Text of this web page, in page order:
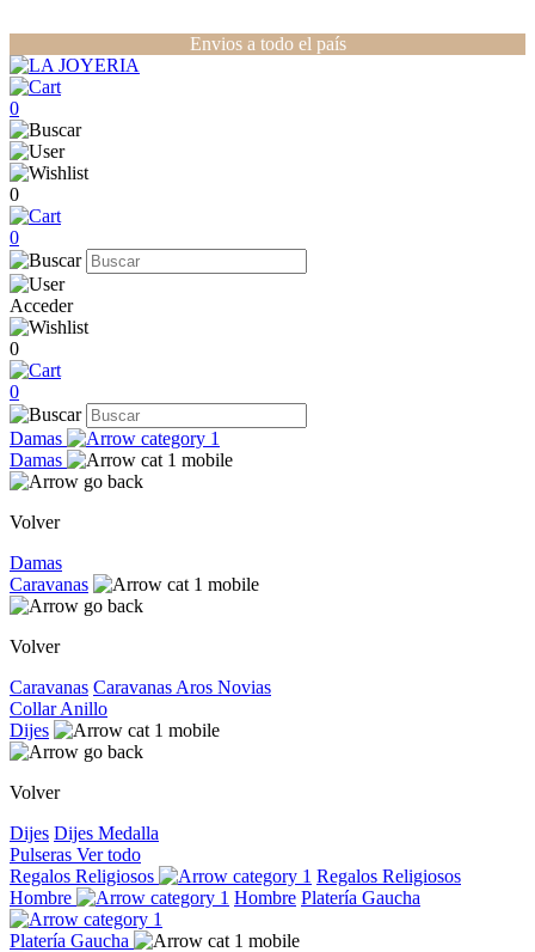
Envios a todo el país
0
0
0
Acceder
0
0
Damas
Damas
Volver
Damas
Caravanas
Volver
Caravanas Caravanas Aros Novias
CollarAnillo
Dijes
Volver
Dijes Dijes Medalla
Pulseras Ver todo
Regalos Religiosos
Regalos Religiosos
Hombre
Hombre Platería Gaucha
Platería Gaucha